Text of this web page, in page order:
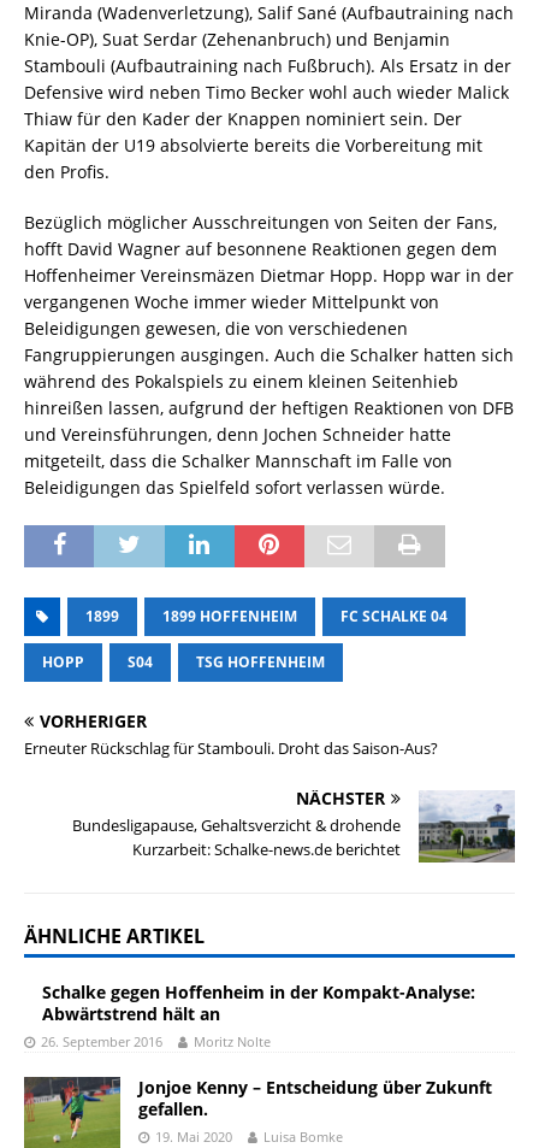
Miranda (Wadenverletzung), Salif Sané (Aufbautraining nach
Knie-OP), Suat Serdar (Zehenanbruch) und Benjamin
Stambouli (Aufbautraining nach Fußbruch). Als Ersatz in der
Defensive wird neben Timo Becker wohl auch wieder Malick
Thiaw für den Kader der Knappen nominiert sein. Der
Kapitän der U19 absolvierte bereits die Vorbereitung mit
den Profis.
Bezüglich möglicher Ausschreitungen von Seiten der Fans,
hofft David Wagner auf besonnene Reaktionen gegen dem
Hoffenheimer Vereinsmäzen Dietmar Hopp. Hopp war in der
vergangenen Woche immer wieder Mittelpunkt von
Beleidigungen gewesen, die von verschiedenen
Fangruppierungen ausgingen. Auch die Schalker hatten sich
während des Pokalspiels zu einem kleinen Seitenhieb
hinreißen lassen, aufgrund der heftigen Reaktionen von DFB
und Vereinsführungen, denn Jochen Schneider hatte
mitgeteilt, dass die Schalker Mannschaft im Falle von
Beleidigungen das Spielfeld sofort verlassen würde.
1899 1899 HOFFENHEIM FC SCHALKE 04
HOPP S04 TSG HOFFENHEIM
VORHERIGER
Erneuter Rückschlag für Stambouli. Droht das Saison-Aus?
NÄCHSTER
Bundesligapause, Gehaltsverzicht & drohende
Kurzarbeit: Schalke-news.de berichtet
ÄHNLICHE ARTIKEL
Schalke gegen Hoffenheim in der Kompakt-Analyse:
Abwärtstrend hält an
26. September 2016 Moritz Nolte
Jonjoe Kenny – Entscheidung über Zukunft
gefallen.
19. Mai 2020 Luisa Bomke